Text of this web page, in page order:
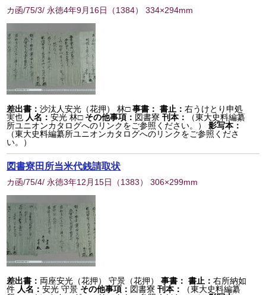
カ函/75/3/ 永徳4年9月16日 （1384） 334×294mm
差出書：沙汰人安光（花押） 林□ 事書： 書止：右うけとり申処
実也 人名：安光 林□ その他事項： 図書寮 刊本：
（東大史料編纂
所ユニオンカタログへのリンクをご参照ください。）
影写本：
（東大史料編纂所ユニオンカタログへのリンクをご参照くださ
い。）
図書寮田所当米代銭請取状
カ函/75/4/ 永徳3年12月15日 （1383） 306×299mm
差出書： 両座安光（花押） 守景（花押） 事書： 書止：右所納如
件 人名：安光 守景 その他事項： 図書寮 刊本：
（東大史料編纂